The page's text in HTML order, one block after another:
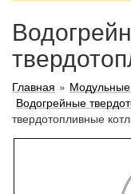
Главная » Модульные
Водогрейные
твердотопливные